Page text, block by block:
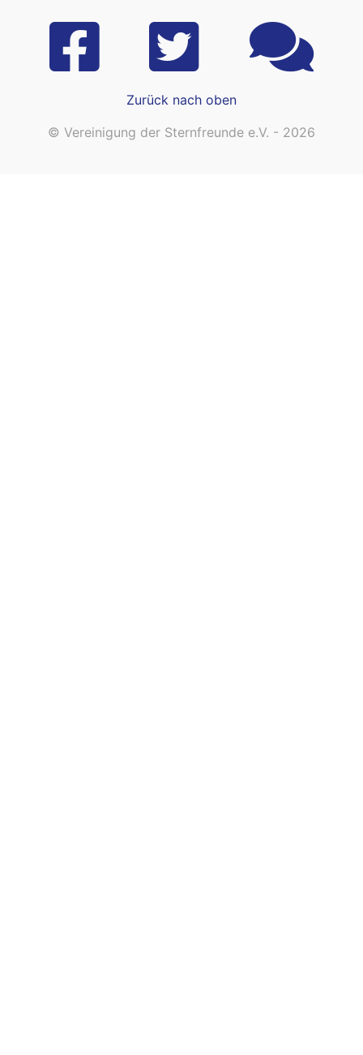
Zurück nach oben
© Vereinigung der Sternfreunde e.V. - 2026